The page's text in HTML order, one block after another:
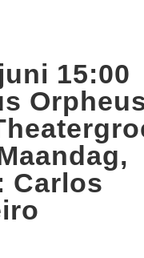
15:00
Carlos